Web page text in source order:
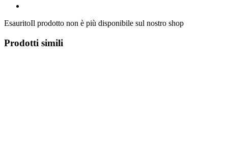
EsauritoIl prodotto non è più disponibile sul nostro shop
Prodotti simili